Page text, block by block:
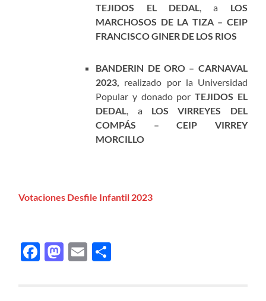
TEJIDOS EL DEDAL, a LOS
MARCHOSOS DE LA TIZA – CEIP
FRANCISCO GINER DE LOS RIOS
BANDERIN DE ORO – CARNAVAL
2023, realizado por la Universidad
Popular y donado por TEJIDOS EL
DEDAL, a LOS VIRREYES DEL
COMPÁS – CEIP VIRREY
MORCILLO
Votaciones Desfile Infantil 2023
Facebook
Mastodon
Email